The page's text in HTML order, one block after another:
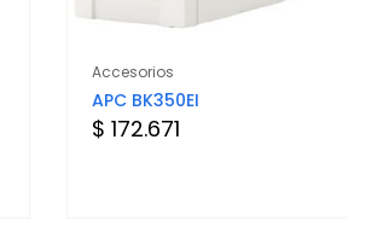
Accesorios
APC BK350EI
$ 172.671